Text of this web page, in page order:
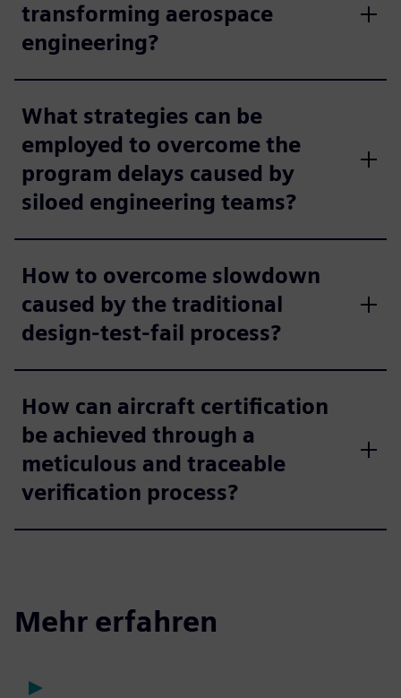
transforming aerospace
engineering?
What strategies can be
employed to overcome the
program delays caused by
siloed engineering teams?
How to overcome slowdown
caused by the traditional
design-test-fail process?
How can aircraft certification
be achieved through a
meticulous and traceable
verification process?
Mehr erfahren